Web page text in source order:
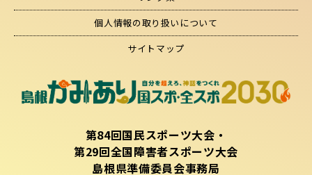
個人情報の取り扱いについて
サイトマップ
第84回国民スポーツ大会・
第29回全国障害者スポーツ大会
島根県準備委員会事務局